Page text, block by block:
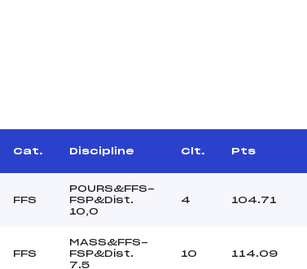
Cat. Discipline Clt. Pts
FFS
POURS&FFS-
FSP&Dist.
10,0
4 104.71
FFS
MASS&FFS-
FSP&Dist.
7.5
10 114.09